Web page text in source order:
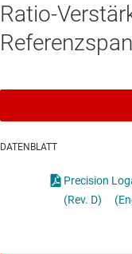
Ratio-
DATENBLATT
Precision
(Rev. D)